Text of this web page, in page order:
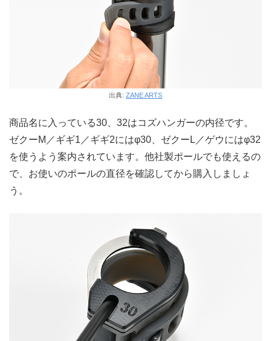
出典: ZANE ARTS
商品名に入っている30、32はコズハンガーの内径です。
ゼクーM／ギギ1／ギギ2にはφ30、ゼクーL／ゲウにはφ32
を使うよう案内されています。他社製ポールでも使えるの
で、お使いのポールの直径を確認してから購入しましょ
う。